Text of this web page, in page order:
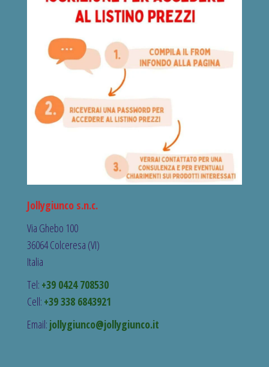
Jollygiunco s.n.c.
Via Ghebo 100
36064 Colceresa (VI)
Italia
Tel: +39 0424 708530
Cell: +39 338 6843921
Email: jollygiunco@jollygiunco.it